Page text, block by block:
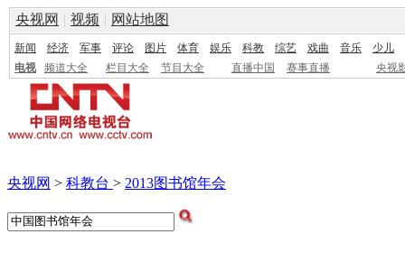
央视网 | 视频 | 网站地图
新闻 经济 军事 评论 图片 体育 娱乐 科教 综艺 戏曲 音乐
少儿
电视
频道大全 栏目大全 节目大全 直播中国 赛事直播 央视
央视网 > 科教台 > 2013图书馆年会